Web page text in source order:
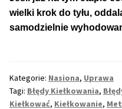
Informacje
GRATIS
wielki krok do tyłu,
samodzielnie
Kategorie: Nasiona, Uprawa
Tagi: Błędy Kiełkowania,
Kiełkować, Kiełkowanie,